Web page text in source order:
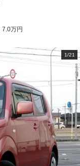
7.0万円
1/21